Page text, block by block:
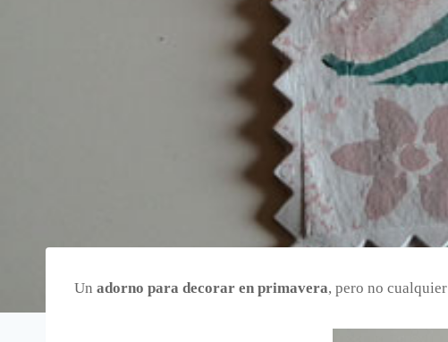
Un adorno para decorar en primavera, pero no cualquier